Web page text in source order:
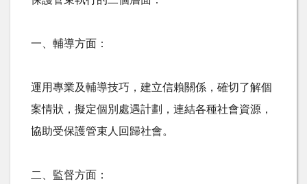
一、輔導方面：
運用專業及輔導技巧，建立信賴關係，確切了解個
案情狀，擬定個別處遇計劃，連結各種社會資源，
協助受保護管束人回歸社會。
二、監督方面：